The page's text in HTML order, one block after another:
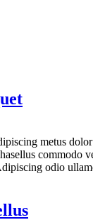
metus
commodo
odio